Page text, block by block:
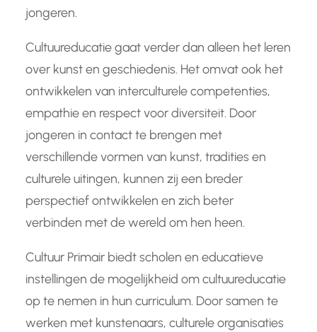
jongeren.
Cultuureducatie gaat verder dan alleen het leren
over kunst en geschiedenis. Het omvat ook het
ontwikkelen van interculturele competenties,
empathie en respect voor diversiteit. Door
jongeren in contact te brengen met
verschillende vormen van kunst, tradities en
culturele uitingen, kunnen zij een breder
perspectief ontwikkelen en zich beter
verbinden met de wereld om hen heen.
Cultuur Primair biedt scholen en educatieve
instellingen de mogelijkheid om cultuureducatie
op te nemen in hun curriculum. Door samen te
werken met kunstenaars, culturele organisaties